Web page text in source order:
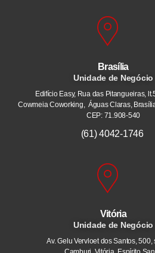
Brasília
Unidade de Negócio
Edifício Easy, Rua das Pitangueiras,
Cowmeia Coworking, Águas Claras,
CEP: 71.908-540
(61) 4042-1746
Vitória
Unidade de Negócio
Av. Gelu Vervloet dos Santos, 500,